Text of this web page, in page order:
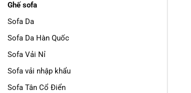
Ghế sofa
Sofa Da
Sofa Da Hàn Quốc
Sofa Vải Nỉ
Sofa vải nhập khẩu
Sofa Tân Cổ Điển